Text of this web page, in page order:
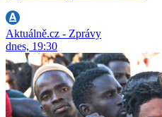
Aktuálně.cz - Zprávy
dnes, 19:30